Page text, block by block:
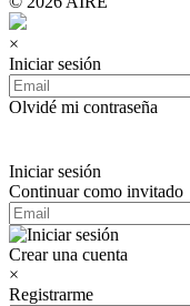
×
Iniciar sesión
Olvidé mi contraseña
Iniciar sesión
Continuar como invitado
Crear una cuenta
×
Registrarme